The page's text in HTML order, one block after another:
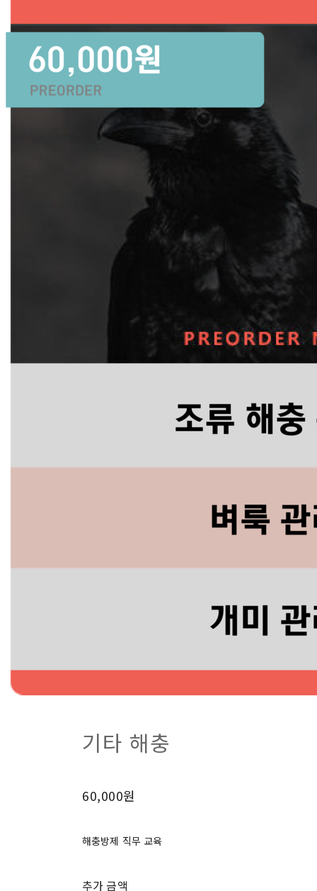
기타 해충
60,000원
해충방제 직무 교육
추가 금액